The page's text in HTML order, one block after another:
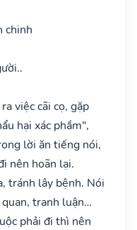
chinh
việc cãi cọ, gặp
hại xác phầm",
lời ăn tiếng nói,
nên hoãn lại.
tránh lây bệnh. Nói
tranh luận…
phải đi thì nên